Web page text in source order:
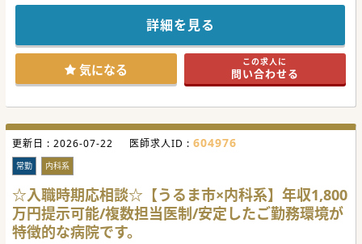
那覇市の検診センターでの常勤医師募集です。
地域のニーズの高まりに伴い診療体制の強化のために、常勤
医師を募集する運びとなりました。
ワークライフバランスを充実させたいという方にはうってつ
けの環境がございます。
ご興味ございましたらまずはお問合せくださいませ。
詳細を見る
気になる この求人に
問い合わせる
更新日 : 2026-07-22 医師求人ID : 604976
常勤 内科系
☆入職時期応相談☆【うるま市×内科系】年収1,800
万円提示可能/複数担当医制/安定したご勤務環境が
特徴的な病院です。